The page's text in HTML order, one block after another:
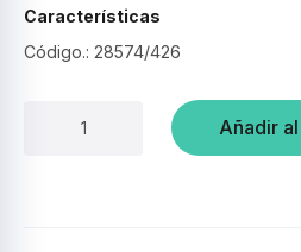
Características
Código.: 28574/426
Añadir